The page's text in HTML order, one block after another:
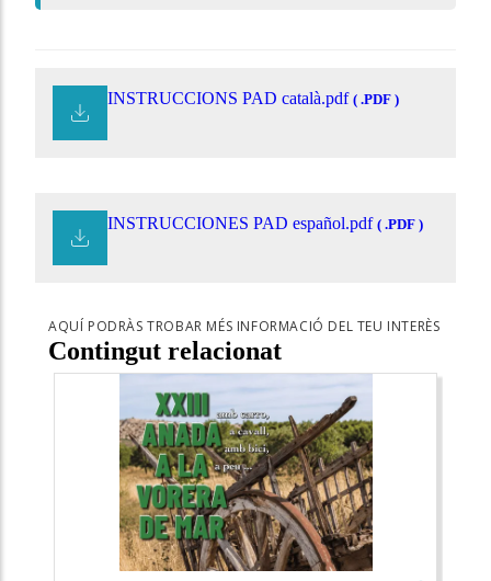
INSTRUCCIONS PAD català.pdf ( .PDF )
INSTRUCCIONES PAD español.pdf ( .PDF )
AQUÍ PODRÀS TROBAR MÉS INFORMACIÓ DEL TEU INTERÈS
Contingut relacionat